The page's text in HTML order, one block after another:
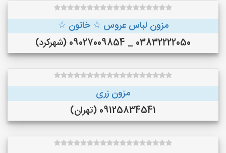
مزون لباس عروس ☆ خاتون ☆
03832222050 _ 09027009854 (شهرکرد)
مزون زری
09125834541 (تهران)